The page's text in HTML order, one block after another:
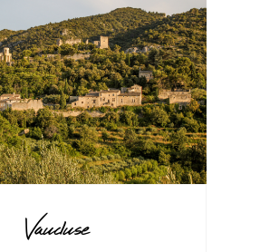
Vaucluse